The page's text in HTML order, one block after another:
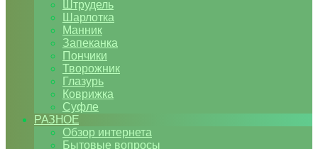
Штрудель
Шарлотка
Манник
Запеканка
Пончики
Творожник
Глазурь
Коврижка
Суфле
РАЗНОЕ
Обзор интернета
Бытовые вопросы